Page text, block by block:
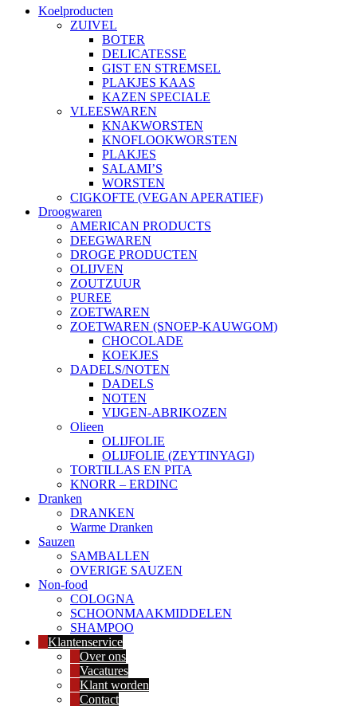
Koelproducten
ZUIVEL
BOTER
DELICATESSE
GIST EN STREMSEL
PLAKJES KAAS
KAZEN SPECIALE
VLEESWAREN
KNAKWORSTEN
KNOFLOOKWORSTEN
PLAKJES
SALAMI’S
WORSTEN
CIGKOFTE (VEGAN APERATIEF)
Droogwaren
AMERICAN PRODUCTS
DEEGWAREN
DROGE PRODUCTEN
OLIJVEN
ZOUTZUUR
PUREE
ZOETWAREN
ZOETWAREN (SNOEP-KAUWGOM)
CHOCOLADE
KOEKJES
DADELS/NOTEN
DADELS
NOTEN
VIJGEN-ABRIKOZEN
Olieen
OLIJFOLIE
OLIJFOLIE (ZEYTINYAGI)
TORTILLAS EN PITA
KNORR – ERDINC
Dranken
DRANKEN
Warme Dranken
Sauzen
SAMBALLEN
OVERIGE SAUZEN
Non-food
COLOGNA
SCHOONMAAKMIDDELEN
SHAMPOO
Klantenservice
Over ons
Vacatures
Klant worden
Contact